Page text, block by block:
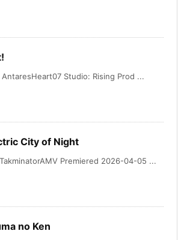
AntaresHeart07 Studio: Rising Prod ...
City of Night
Premiered 2026-04-05 ...
no Ken